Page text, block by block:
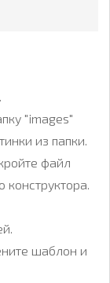
"images"
из папки.
файл
конструктора.
шаблон и